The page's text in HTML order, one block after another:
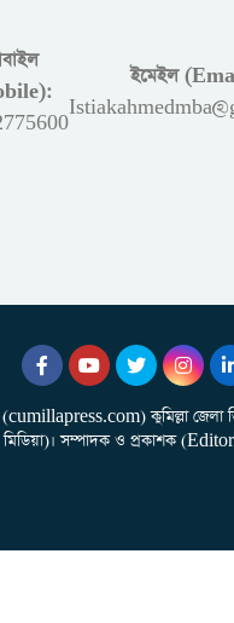
ইমেইল
কুমিল্লা জেলা
মিডিয়া)। সম্পাদক ও প্রকাশক